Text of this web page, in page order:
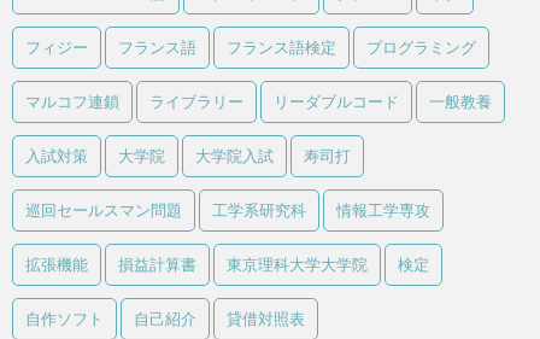
フィジー フランス語 フランス語検定 プログラミング
マルコフ連鎖 ライブラリー リーダブルコード 一般教養
入試対策 大学院 大学院入試 寿司打
巡回セールスマン問題 工学系研究科 情報工学専攻
拡張機能 損益計算書 東京理科大学大学院 検定
自作ソフト 自己紹介 貸借対照表